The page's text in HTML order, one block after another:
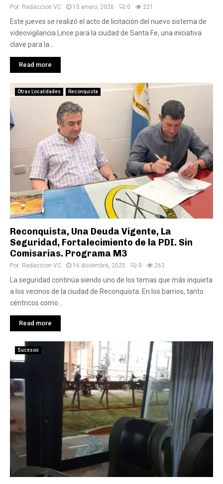
Por: Redaccion VC 15 enero, 2026 0 221
Este jueves se realizó el acto de licitación del nuevo sistema de
videovigilancia Lince para la ciudad de Santa Fe, una iniciativa
clave para la...
Read more
Otras Localidades Reconquista
Reconquista, Una Deuda Vigente, La
Seguridad, Fortalecimiento de la PDI. Sin
Comisarias. Programa M3
Por: Redaccion VC 16 diciembre, 2025 0 262
La seguridad continúa siendo uno de los temas que más inquieta
a los vecinos de la ciudad de Reconquista. En los barrios, tanto
céntricos como...
Read more
Sucesos